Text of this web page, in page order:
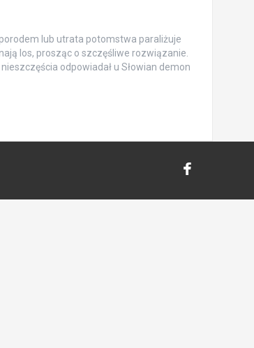
lub utrata potomstwa paraliżuje
los, prosząc o szczęśliwe rozwiązanie.
odpowiadał u Słowian demon
Demony
Fanpage